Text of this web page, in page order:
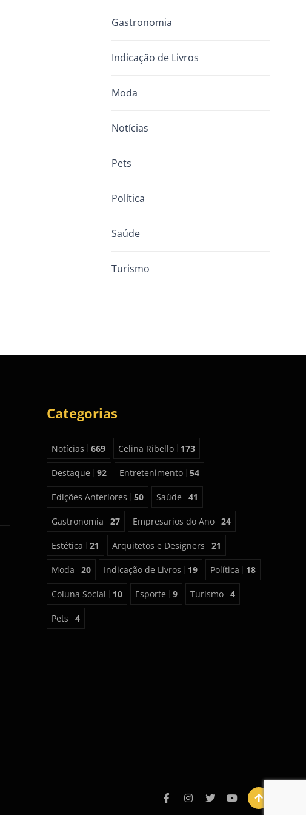
Gastronomia
Indicação de Livros
Moda
Notícias
Pets
Política
Saúde
Turismo
Categorias
Notícias 669 Celina Ribello 173
Destaque 92 Entretenimento 54
Edições Anteriores 50 Saúde 41
Gastronomia 27 Empresarios do Ano 24
Estética 21 Arquitetos e Designers 21
Moda 20 Indicação de Livros 19 Política 18
Coluna Social 10 Esporte 9 Turismo 4
Pets 4